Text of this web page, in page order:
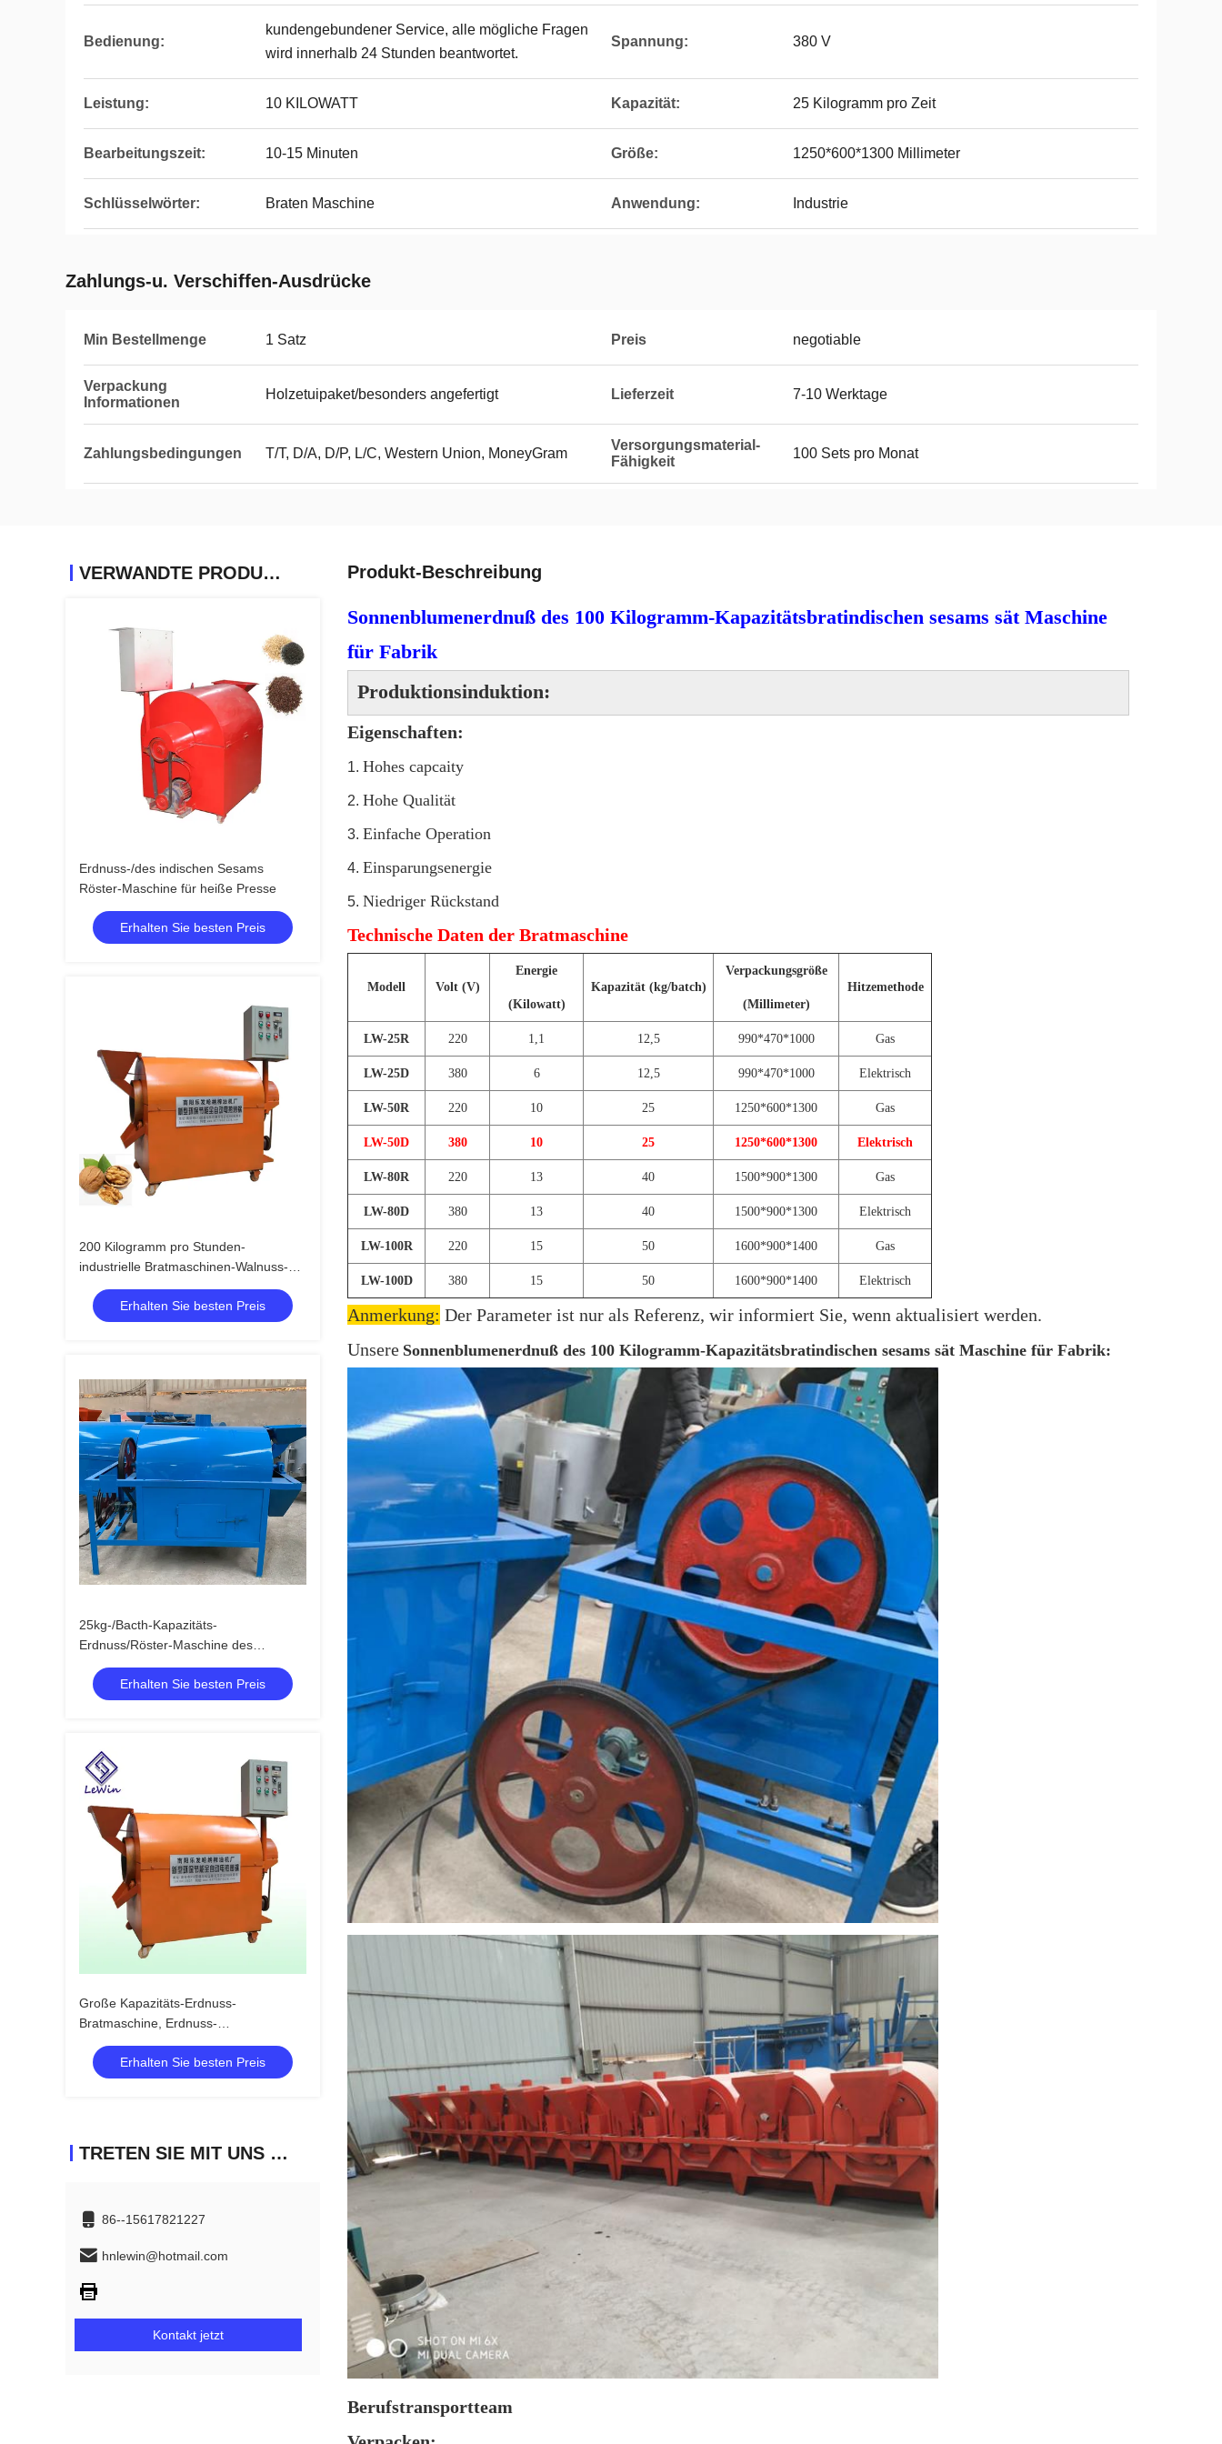
Bedienung:
kundengebundener Service, alle mögliche Fragen
wird innerhalb 24 Stunden beantwortet.
Spannung: 380 V
Leistung: 10 KILOWATT Kapazität: 25 Kilogramm pro Zeit
Bearbeitungszeit: 10-15 Minuten Größe: 1250*600*1300 Millimeter
Schlüsselwörter: Braten Maschine Anwendung: Industrie
Zahlungs-u. Verschiffen-Ausdrücke
Min Bestellmenge 1 Satz Preis negotiable
Verpackung
Informationen
Holzetuipaket/besonders angefertigt Lieferzeit 7-10 Werktage
Zahlungsbedingungen T/T, D/A, D/P, L/C, Western Union, MoneyGram
Versorgungsmaterial-
Fähigkeit
100 Sets pro Monat
VERWANDTE PRODUKTE
Erdnuss-/des indischen Sesams
Röster-Maschine für heiße Presse
Erhalten Sie besten Preis
200 Kilogramm pro Stunden-
industrielle Bratmaschinen-Walnuss-
Bratmaschinerie
Erhalten Sie besten Preis
25kg-/Bacth-Kapazitäts-
Erdnuss/Röster-Maschine des
indischen Sesams mit der hohen
Leistungsfähigkeit lärmarm
Erhalten Sie besten Preis
Große Kapazitäts-Erdnuss-
Bratmaschine, Erdnuss-
Bratmaschinen-1-jährige Garantie
Erhalten Sie besten Preis
TRETEN SIE MIT UNS IN VERBINDUNG
86--15617821227
hnlewin@hotmail.com
Kontakt jetzt
Produkt-Beschreibung
Sonnenblumenerdnuß des 100 Kilogramm-Kapazitätsbratindischen sesams sät Maschine
für Fabrik
Produktionsinduktion:
Eigenschaften:
1. Hohes capcaity
2. Hohe Qualität
3. Einfache Operation
4. Einsparungsenergie
5. Niedriger Rückstand
Technische Daten der Bratmaschine
Modell Volt (V)
Energie
(Kilowatt)
Kapazität (kg/batch)
Verpackungsgröße
(Millimeter)
Hitzemethode
LW-25R 220 1,1 12,5 990*470*1000 Gas
LW-25D 380 6 12,5 990*470*1000 Elektrisch
LW-50R 220 10 25 1250*600*1300 Gas
LW-50D 380 10 25 1250*600*1300 Elektrisch
LW-80R 220 13 40 1500*900*1300 Gas
LW-80D 380 13 40 1500*900*1300 Elektrisch
LW-100R 220 15 50 1600*900*1400 Gas
LW-100D 380 15 50 1600*900*1400 Elektrisch
Anmerkung: Der Parameter ist nur als Referenz, wir informiert Sie, wenn aktualisiert werden.
Unsere Sonnenblumenerdnuß des 100 Kilogramm-Kapazitätsbratindischen sesams sät Maschine für Fabrik:
Berufstransportteam